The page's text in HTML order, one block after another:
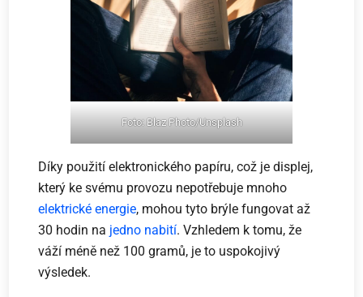
Foto: Blaz Photo/Unsplash
Díky použití elektronického papíru, což je displej,
který ke svému provozu nepotřebuje mnoho
elektrické energie, mohou tyto brýle fungovat až
30 hodin na jedno nabití. Vzhledem k tomu, že
váží méně než 100 gramů, je to uspokojivý
výsledek.